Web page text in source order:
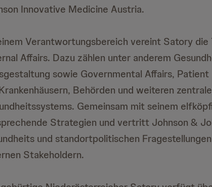
Innovative Medicine Austria.
Verantwortungsbereich vereint Satory
Affairs. Dazu zählen unter anderem
sowie Governmental Affairs,
Behörden und weiteren
Gemeinsam mit seinem
Strategien und vertritt Johnson &
und standortpolitischen
Stakeholdern.